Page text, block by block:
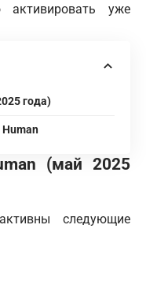
уже
года)
(май 2025
следующие